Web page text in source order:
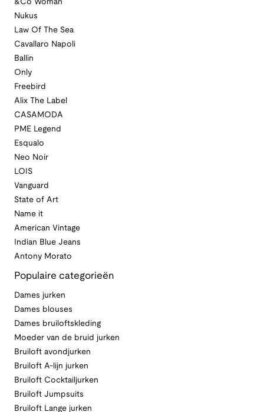
&Co Woman
Nukus
Law Of The Sea
Cavallaro Napoli
Ballin
Only
Freebird
Alix The Label
CASAMODA
PME Legend
Esqualo
Neo Noir
LOIS
Vanguard
State of Art
Name it
American Vintage
Indian Blue Jeans
Antony Morato
Populaire categorieën
Dames jurken
Dames blouses
Dames bruiloftskleding
Moeder van de bruid jurken
Bruiloft avondjurken
Bruiloft A-lijn jurken
Bruiloft Cocktailjurken
Bruiloft Jumpsuits
Bruiloft Lange jurken